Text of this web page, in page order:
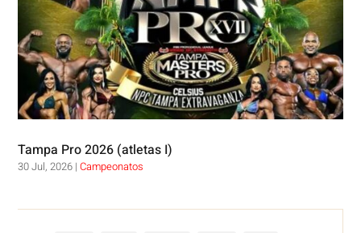
Tampa Pro 2026 (atletas I)
30 Jul, 2026 |Campeonatos